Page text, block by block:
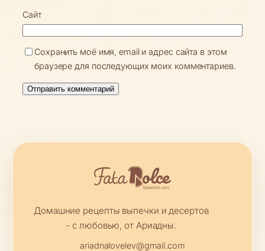
Сайт
Сохранить моё имя, email и адрес сайта в этом
браузере для последующих моих комментариев.
Домашние рецепты выпечки и десертов
- с любовью, от Ариадны.
ariadnalovelev@gmail.com